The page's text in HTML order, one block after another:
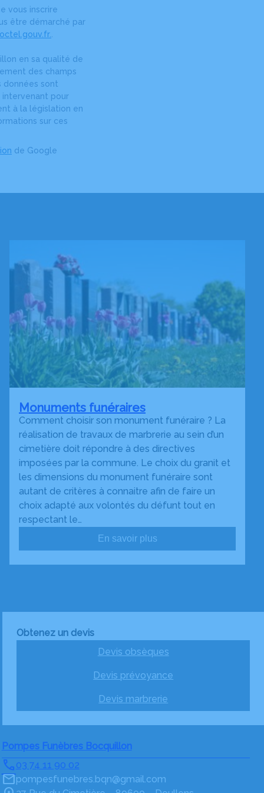
vous inscrire
être démarché par
en sa qualité de
des champs
données sont
intervenant pour
à la législation en
sur ces
de Google
Monuments funéraires
Comment choisir son monument funéraire ? La
réalisation de travaux de marbrerie au sein d’un
cimetière doit répondre à des directives
imposées par la commune. Le choix du granit et
les dimensions du monument funéraire sont
autant de critères à connaitre afin de faire un
choix adapté aux volontés du défunt tout en
respectant le…
En savoir plus
Obtenez un devis
Devis obsèques
Devis prévoyance
Devis marbrerie
Pompes Funèbres Bocquillon
03 74 11 90 02
pompesfunebres.bqn@gmail.com